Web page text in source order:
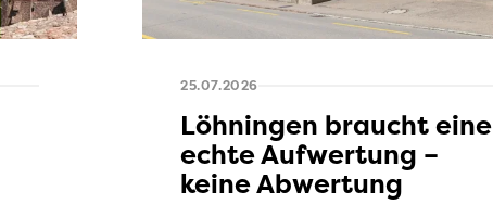
25.07.2026
Löhningen braucht eine
echte Aufwertung –
keine Abwertung